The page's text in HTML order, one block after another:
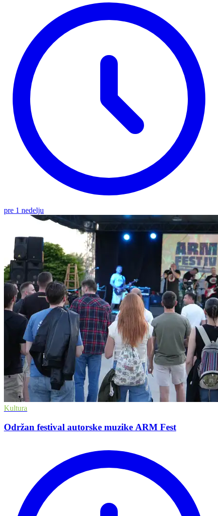
pre 1 nedelju
Kultura
Održan festival autorske muzike ARM Fest